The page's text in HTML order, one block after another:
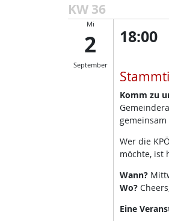
KW 36
Mi
2
September
18:00
Komm zu
Wer die
möchte, ist
Wann?
Wo?
Eine